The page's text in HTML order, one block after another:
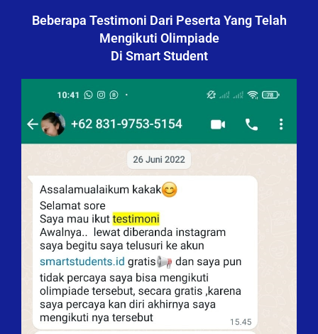
Beberapa Testimoni Dari Peserta Yang Telah
Mengikuti Olimpiade
Di Smart Student